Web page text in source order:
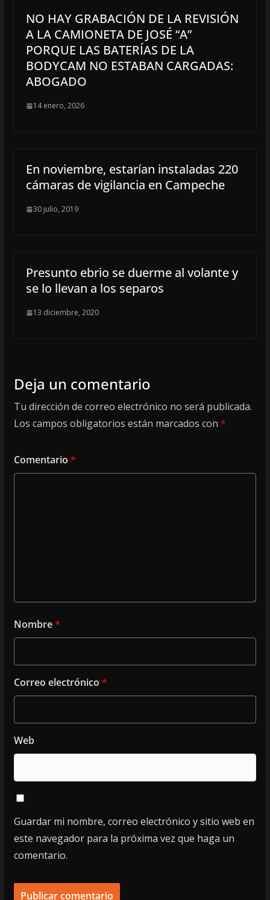
NO HAY GRABACIÓN DE LA REVISIÓN
A LA CAMIONETA DE JOSÉ “A”
PORQUE LAS BATERÍAS DE LA
BODYCAM NO ESTABAN CARGADAS:
ABOGADO
14 enero, 2026
En noviembre, estarían instaladas 220
cámaras de vigilancia en Campeche
30 julio, 2019
Presunto ebrio se duerme al volante y
se lo llevan a los separos
13 diciembre, 2020
Deja un comentario
Tu dirección de correo electrónico no será publicada.
Los campos obligatorios están marcados con *
Comentario *
Nombre*
Correo electrónico *
Web
Guardar mi nombre, correo electrónico y sitio web en
este navegador para la próxima vez que haga un
comentario.